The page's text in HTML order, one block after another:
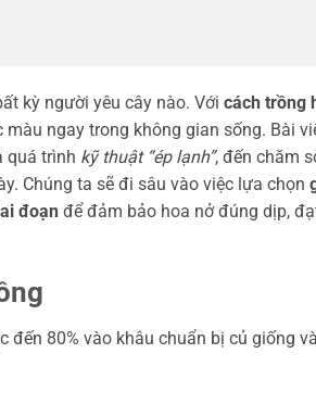
kỳ người yêu cây nào. Với cách trồng
ngay trong không gian sống. Bài
quá trình kỹ thuật “ép lạnh”, đến chăm
Chúng ta sẽ đi sâu vào việc lựa chọn
đoạn để đảm bảo hoa nở đúng dịp,
đến 80% vào khâu chuẩn bị củ giống và